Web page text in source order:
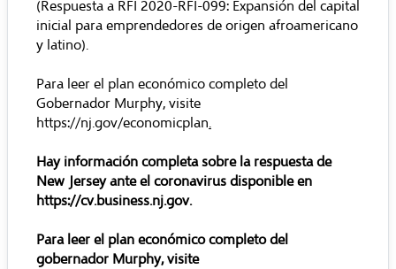
(Respuesta a RFI 2020-RFI-099: Expansión del capital
inicial para emprendedores de origen afroamericano
y latino).
Para leer el plan económico completo del
Gobernador Murphy, visite
https://nj.gov/economicplan.
Hay información completa sobre la respuesta de
New Jersey ante el coronavirus disponible en
https://cv.business.nj.gov.
Para leer el plan económico completo del
gobernador Murphy, visite